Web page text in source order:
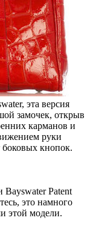
эта версия
замочек, открыв
карманов и
руки
боковых кнопок.
Bayswater Patent
это намного
этой модели.